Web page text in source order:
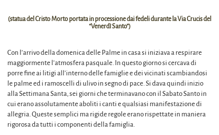
(statua del Cristo Morto portata in processione dai fedeli durante la Via Crucis del
“Venerdì Santo”)
Con l’arrivo della domenica delle Palme in casa si iniziava a respirare
maggiormente l’atmosfera pasquale. In questo giorno si cercava di
porre fine ai litigi all’interno delle famiglie e dei vicinati scambiandosi
le palme ed i ramoscelli di ulivo in segno di pace. Si dava quindi inizio
alla Settimana Santa, sei giorni che terminavano con il Sabato Santo in
cui erano assolutamente aboliti i canti e qualsiasi manifestazione di
allegria. Queste semplici ma rigide regole erano rispettate in maniera
rigorosa da tutti i componenti della famiglia.